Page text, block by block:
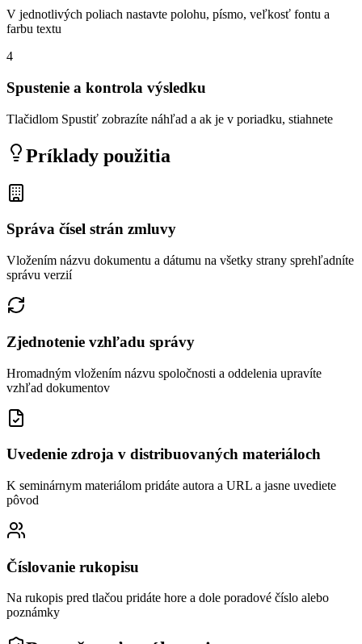
V jednotlivých poliach nastavte polohu, písmo, veľkosť fontu a
farbu textu
4
Spustenie a kontrola výsledku
Tlačidlom Spustiť zobrazíte náhľad a ak je v poriadku, stiahnete
Príklady použitia
Správa čísel strán zmluvy
Vložením názvu dokumentu a dátumu na všetky strany sprehľadníte
správu verzií
Zjednotenie vzhľadu správy
Hromadným vložením názvu spoločnosti a oddelenia upravíte
vzhľad dokumentov
Uvedenie zdroja v distribuovaných materiáloch
K seminárnym materiálom pridáte autora a URL a jasne uvediete
pôvod
Číslovanie rukopisu
Na rukopis pred tlačou pridáte hore a dole poradové číslo alebo
poznámky